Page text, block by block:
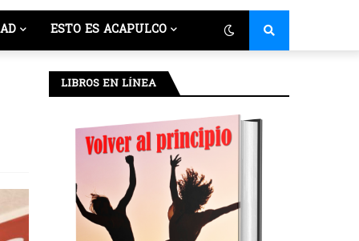
ESTO ES ACAPULCO
LIBROS EN LÍNEA